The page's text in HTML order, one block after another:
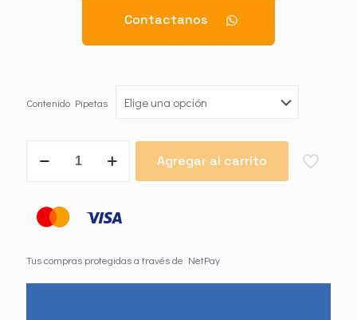
Contactanos
Contenido Pipetas
Advantix
Pulguicida
para
Agregar al carrito
Tus compras protegidas a través de NetPay